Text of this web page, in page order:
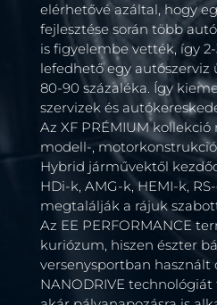
elérhetővé azáltal, hogy
fejlesztése során több
is figyelembe vették, így
lefedhető egy autószerviz
80-90 százaléka. Így
szervizek és
Az XF PRÉMIUM
modell-, motorkonstrukció
Hybrid járművektől
HDi-k, AMG-k, HEMI-k,
megtalálják a rájuk
Az EE PERFORMANCE
kuriózum, hiszen észter
versenysportban használt
NANODRIVE